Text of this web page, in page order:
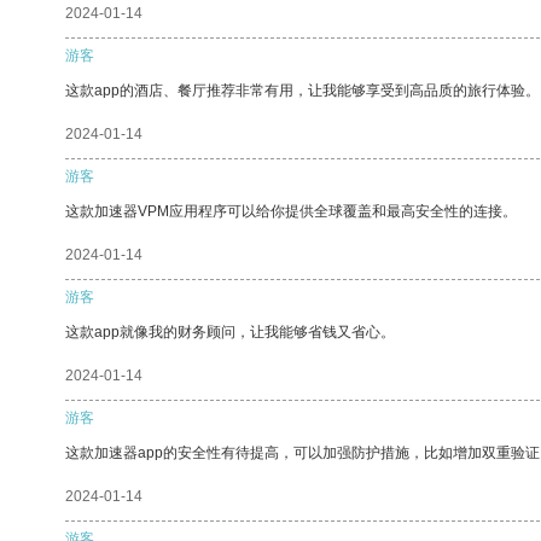
2024-01-14
游客
这款app的酒店、餐厅推荐非常有用，让我能够享受到高品质的旅行体验。
2024-01-14
游客
这款加速器VPM应用程序可以给你提供全球覆盖和最高安全性的连接。
2024-01-14
游客
这款app就像我的财务顾问，让我能够省钱又省心。
2024-01-14
游客
这款加速器app的安全性有待提高，可以加强防护措施，比如增加双重验
2024-01-14